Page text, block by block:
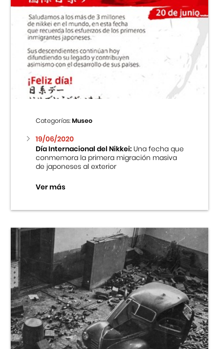
Categorías:Museo
19/06/2020
Día Internacional del Nikkei:Una fecha que
conmemora la primera migración masiva
de japoneses al exterior
Ver más